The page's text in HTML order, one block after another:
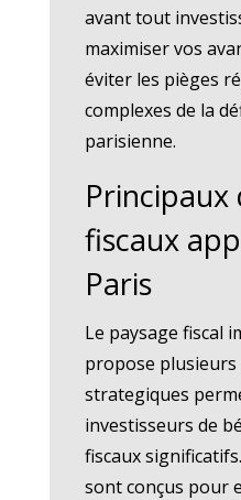
avant tout
maximiser vos
éviter les pièges
complexes de la
parisienne.
fiscaux
Paris
Le paysage fiscal
propose
strategiques
investisseurs de
fiscaux
sont conçus pour